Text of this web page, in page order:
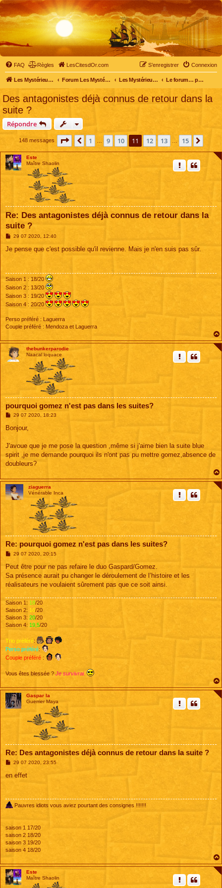
FAQ Règles LesCitesdOr.com Connexion
S’enregistrer
Les Mystérieuses Cités d'Or - LesCitesdOr.com Forum Les Mystérieuses Cités d'Or Les Mystérieuses Cités d'Or Le forum… pour tous
Des antagonistes déjà connus de retour dans la
suite ?
Répondre
148 messages Page 11 sur 15
Précédente
1 9 10 11 12 13 15
Este
Maître Shaolin
Re: Des antagonistes déjà connus de retour dans la
suite ?
M
s
29 07 2020, 12:40
Je pense que c'est possible qu'il revienne. Mais je n'en suis pas sûr.
Saison 1 : 18/20
Saison 2 : 13/20
Saison 3 : 19/20
Saison 4 : 20/20
Perso préféré : Laguerra
Couple préféré : Mendoza et Laguerra
thebunkerparodie
Naacal loquace
pourquoi gomez n'est pas dans les suites?
M
s
g
29 07 2020, 18:23
Bonjour,
J'avoue que je me pose la question ,même si j'aime bien la suite blue
spirit ,je me demande pourquoi ils n'ont pas pu mettre gomez,absence de
doubleurs?
ziaguerra
Vénérable Inca
Re: pourquoi gomez n'est pas dans les suites?
M
s
a
g
29 07 2020, 20:15
Peut être pour ne pas refaire le duo Gaspard/Gomez.
Sa présence aurait pu changer le déroulement de l’histoire et les
réalisateurs ne voulaient sûrement pas que ce soit ainsi.
Saison 1: 18/20
Saison 2: 16/20
Saison 3: 20/20
Saison 4: 19,5/20
Trio préféré:
Perso préféré:
Couple préféré :
Vous êtes blessée ? Je survivrai.
Gaspar la
Guerrier Maya
Re: Des antagonistes déjà connus de retour dans la suite ?
M
s
29 07 2020, 23:55
en effet
Pauvres idiots vous aviez pourtant des consignes !!!!!!!
saison 1 17/20
saison 2 18/20
saison 3 19/20
saison 4 18/20
Este
Maître Shaolin